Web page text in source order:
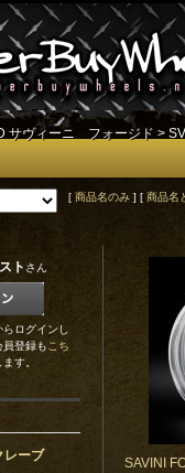
サヴィーニ フォージド >
[ 商品名のみ ] [ 商品名
SAVINI
ト さん
らログインし
員登録もこち
す。
ーブ